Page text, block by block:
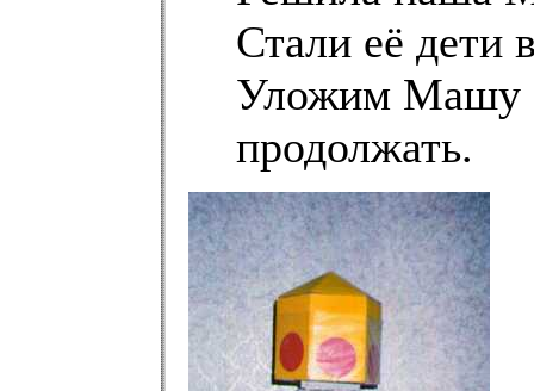
Стали её дети
Уложим Машу
продолжать.